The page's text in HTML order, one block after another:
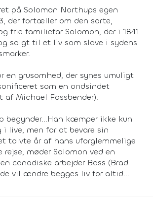
på Solomon Northups egen
der fortæller om den sorte,
frie familiefar Solomon, der i 1841
solgt til et liv som slave i sydens
en grusomhed, der synes umuligt
som en ondsindet
af Michael Fassbender).
begynder...Han kæmper ikke kun
live, men for at bevare sin
tolvte år af hans uforglemmelige
møder Solomon ved en
canadiske arbejder Bass (Brad
vil ændre begges liv for altid...